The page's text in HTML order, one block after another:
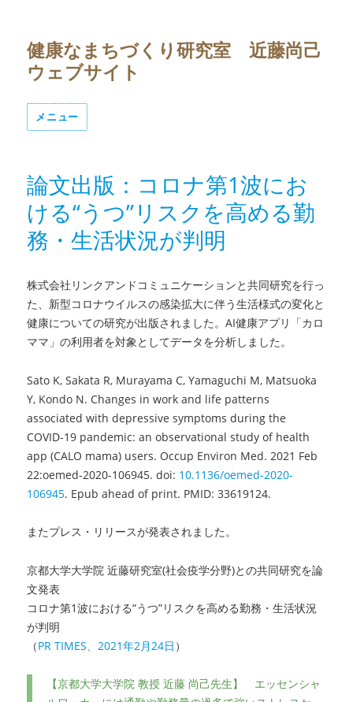
健康なまちづくり研究室 近藤尚己
ウェブサイト
メニュー
論文出版：コロナ第1波にお
ける“うつ”リスクを高める勤
務・生活状況が判明
株式会社リンクアンドコミュニケーションと共同研究を行っ
た、新型コロナウイルスの感染拡大に伴う生活様式の変化と
健康についての研究が出版されました。AI健康アプリ「カロ
ママ」の利用者を対象としてデータを分析しました。
Sato K, Sakata R, Murayama C, Yamaguchi M, Matsuoka
Y, Kondo N. Changes in work and life patterns
associated with depressive symptoms during the
COVID-19 pandemic: an observational study of health
app (CALO mama) users. Occup Environ Med. 2021 Feb
22:oemed-2020-106945. doi: 10.1136/oemed-2020-
106945. Epub ahead of print. PMID: 33619124.
またプレス・リリースが発表されました。
京都大学大学院 近藤研究室(社会疫学分野)との共同研究を論
文発表
コロナ第1波における“うつ”リスクを高める勤務・生活状況
が判明
（PR TIMES、2021年2月24日 ）
【京都大学大学院 教授 近藤 尚己先生】 エッセンシャ